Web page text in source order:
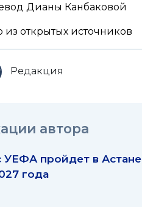
Дианы Канбаковой
из открытых источников
Редакция
автора
УЕФА пройдет в Астане
года